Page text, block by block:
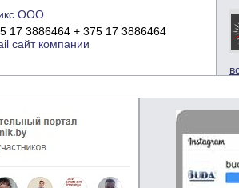
ООО
17 3886464 + 375 17 3886464
сайт компании